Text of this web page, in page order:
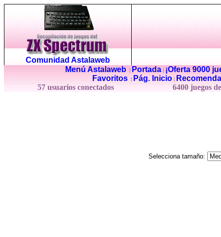
Comunidad Astalaweb
Menú Astalaweb| Portada|
¡Oferta 9000
Favoritos
Pág. Inicio
57 usuarios conectados
6400 juegos
Selecciona tamaño: